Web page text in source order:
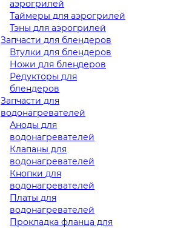
аэрогрилей
Таймеры для аэрогрилей
Тэны для аэрогрилей
Запчасти для блендеров
Втулки для блендеров
Ножи для блендеров
Редукторы для
блендеров
Запчасти для
водонагревателей
Аноды для
водонагревателей
Клапаны для
водонагревателей
Кнопки для
водонагревателей
Платы для
водонагревателей
Прокладка фланца для